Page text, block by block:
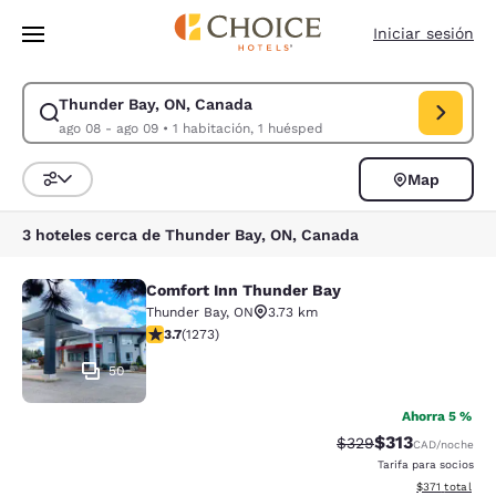
Pasar A Contenido Principal
Iniciar sesión
Thunder Bay, ON, Canada
ago 08 - ago 09• 1 habitación, 1 huésped
Modificar la búsqueda de Thunder Bay, ON, Canada. Fecha de check-
Ordenar y filtrar
Map
3 hoteles cerca de Thunder Bay, ON, Canada
Comfort Inn Thunder Bay
50
Comfort Inn Thunder Bay
Thunder Bay, ON
3.73 km
calificación de 3.71 estrellas. Bueno. 1273 reseñas
3.7(1273)
Ahorra 5 %
Precio tachado:
$329Precio con
$313CAD/noche
Tarifa para socios
Ver detalles
$371 total